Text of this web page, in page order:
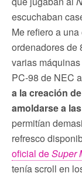
escuchaban
Me refiero a
ordenadores de
varias
PC-98 de NEC
a la creación
amoldarse a
permitían
refresco
oficial deSuper
tenía scroll en